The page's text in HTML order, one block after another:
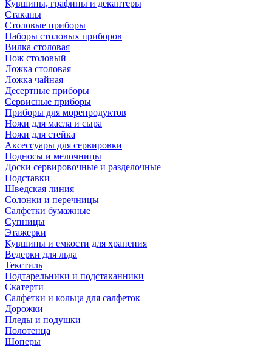
Кувшины, графины и декантеры
Стаканы
Столовые приборы
Наборы столовых приборов
Вилка столовая
Нож столовый
Ложка столовая
Ложка чайная
Десертные приборы
Сервисные приборы
Приборы для морепродуктов
Ножи для масла и сыра
Ножи для стейка
Аксессуары для сервировки
Подносы и мелочницы
Доски сервировочные и разделочные
Подставки
Шведская линия
Солонки и перечницы
Салфетки бумажные
Супницы
Этажерки
Кувшины и емкости для хранения
Ведерки для льда
Текстиль
Подтарельники и подстаканники
Скатерти
Салфетки и кольца для салфеток
Дорожки
Пледы и подушки
Полотенца
Шоперы